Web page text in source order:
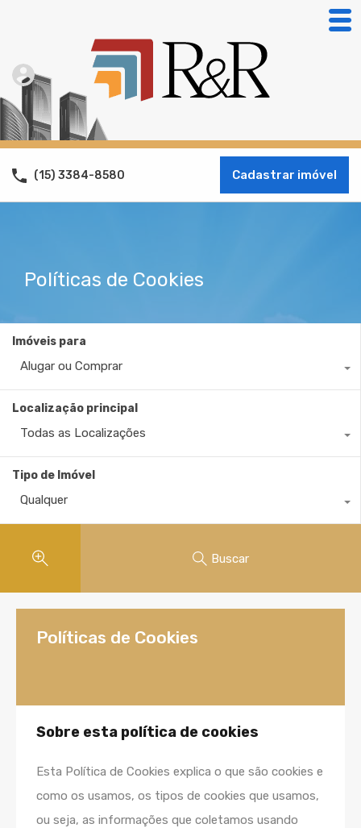
(15) 3384-8580 Cadastrar imóvel
Políticas de Cookies
Imóveis para
Alugar ou Comprar
Localização principal
Todas as Localizações
Tipo de Imóvel
Qualquer
Buscar
Políticas de Cookies
Sobre esta política de cookies
Esta Política de Cookies explica o que são cookies e
como os usamos, os tipos de cookies que usamos,
ou seja, as informações que coletamos usando